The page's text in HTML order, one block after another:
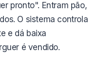
pronto". Entram pão,
O sistema controla
e dá baixa
é vendido.